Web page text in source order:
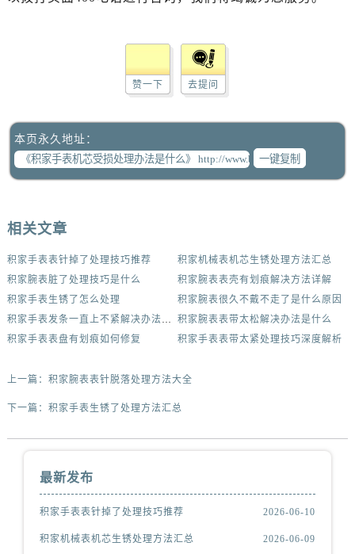
赞一下 去提问
本页永久地址：
一键复制
相关文章
积家手表表针掉了处理技巧推荐
积家机械表机芯生锈处理方法汇总
积家腕表脏了处理技巧是什么
积家腕表表壳有划痕解决方法详解
积家手表生锈了怎么处理
积家腕表很久不戴不走了是什么原因
积家腕表表带太松解决办法是什么
积家手表表盘有划痕如何修复
积家手表表带太紧处理技巧深度解析
上一篇： 积家腕表表针脱落处理方法大全
下一篇： 积家手表生锈了处理方法汇总
最新发布
积家手表表针掉了处理技巧推荐 2026-06-10
积家机械表机芯生锈处理方法汇总 2026-06-09